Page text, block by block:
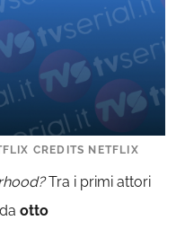
CREDITS NETFLIX
Tra i primi attori
daotto